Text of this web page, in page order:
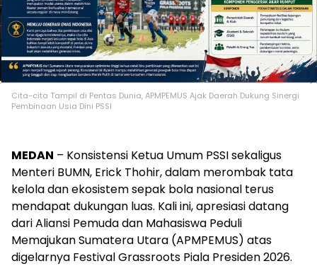
Cita-cita Tampil di Pentas Dunia, APMPEMUS Ajak Daerah Dukung Sinergi
Pembinaan Usia Dini PSSI
MEDAN – Konsistensi Ketua Umum PSSI sekaligus
Menteri BUMN, Erick Thohir, dalam merombak tata
kelola dan ekosistem sepak bola nasional terus
mendapat dukungan luas. Kali ini, apresiasi datang
dari Aliansi Pemuda dan Mahasiswa Peduli
Memajukan Sumatera Utara (APMPEMUS) atas
digelarnya Festival Grassroots Piala Presiden 2026.